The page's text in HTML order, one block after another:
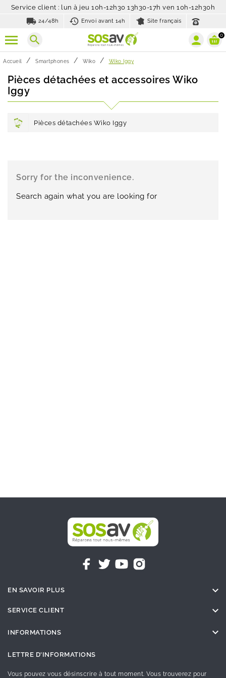
Service client : lun à jeu 10h-12h30 13h30-17h ven 10h-12h30h
local_shipping 24/48h history_toggle_off
Envoi avant 14h Site français
search 0
Accueil Smartphones Wiko Wiko Iggy
Pièces détachées et accessoires Wiko
Iggy
Pièces détachées Wiko Iggy
Sorry for the inconvenience.
Search again what you are looking for
EN SAVOIR PLUS 
SERVICE CLIENT 
INFORMATIONS 
LETTRE D'INFORMATIONS
Vous pouvez vous désinscrire à tout moment. Vous trouverez pour